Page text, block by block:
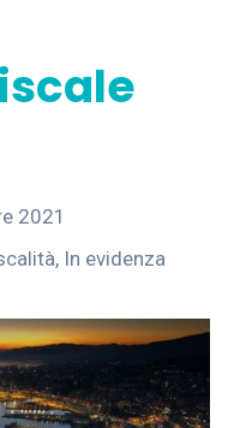
2021
, In evidenza